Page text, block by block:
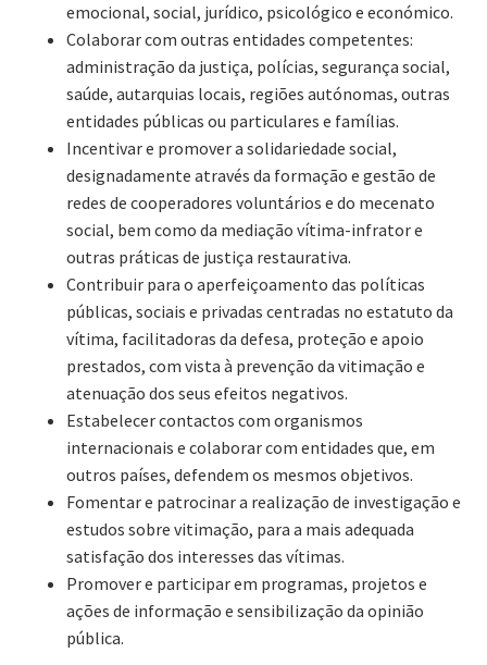
emocional, social, jurídico, psicológico e económico.
Colaborar com outras entidades competentes:
administração da justiça, polícias, segurança social,
saúde, autarquias locais, regiões autónomas, outras
entidades públicas ou particulares e famílias.
Incentivar e promover a solidariedade social,
designadamente através da formação e gestão de
redes de cooperadores voluntários e do mecenato
social, bem como da mediação vítima-infrator e
outras práticas de justiça restaurativa.
Contribuir para o aperfeiçoamento das políticas
públicas, sociais e privadas centradas no estatuto da
vítima, facilitadoras da defesa, proteção e apoio
prestados, com vista à prevenção da vitimação e
atenuação dos seus efeitos negativos.
Estabelecer contactos com organismos
internacionais e colaborar com entidades que, em
outros países, defendem os mesmos objetivos.
Fomentar e patrocinar a realização de investigação e
estudos sobre vitimação, para a mais adequada
satisfação dos interesses das vítimas.
Promover e participar em programas, projetos e
ações de informação e sensibilização da opinião
pública.